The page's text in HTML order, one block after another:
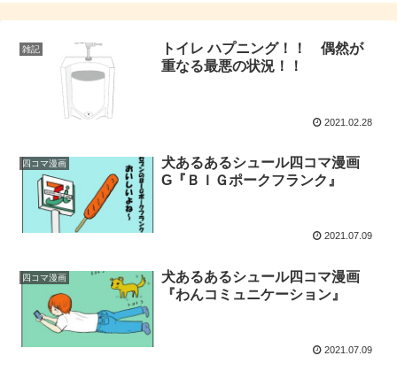
雑記
トイレ ハプニング！！ 偶然が
重なる最悪の状況！！
2021.02.28
四コマ漫画
犬あるあるシュール四コマ漫画
G『ＢＩＧポークフランク』
2021.07.09
四コマ漫画
犬あるあるシュール四コマ漫画
『わんコミュニケーション』
2021.07.09